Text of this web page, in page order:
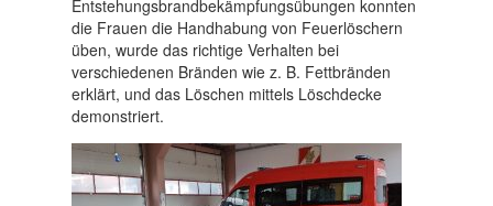
Entstehungsbrandbekämpfungsübungen konnten
die Frauen die Handhabung von Feuerlöschern
üben, wurde das richtige Verhalten bei
verschiedenen Bränden wie z. B. Fettbränden
erklärt, und das Löschen mittels Löschdecke
demonstriert.